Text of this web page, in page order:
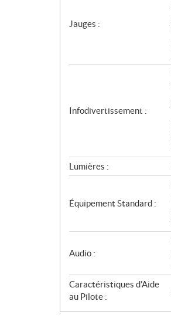
Jauges :
Infodivertissement :
Lumières :
Équipement Standard :
Audio :
Caractéristiques d'Aide
au Pilote :